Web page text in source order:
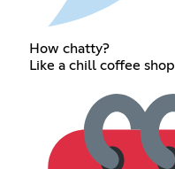
How chatty?
Like a chill coffee shop